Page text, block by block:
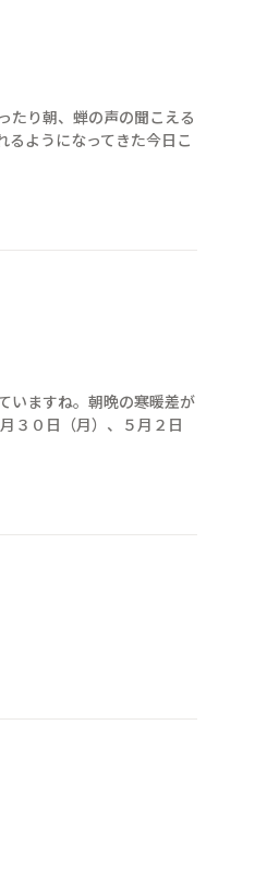
たり朝、蝉の声の聞こえる
るようになってきた今日こ
いますね。朝晩の寒暖差が
３０日（月）、５月２日